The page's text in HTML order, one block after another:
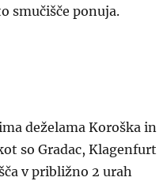
smučišče ponuja.
deželama Koroška in
so Gradac, Klagenfurt
v približno 2 urah